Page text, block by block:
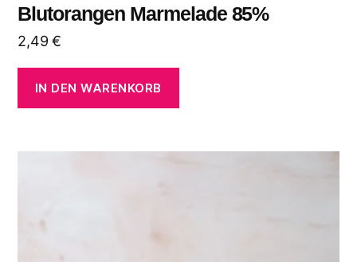
Blutorangen Marmelade 85%
2,49€
IN DEN WARENKORB